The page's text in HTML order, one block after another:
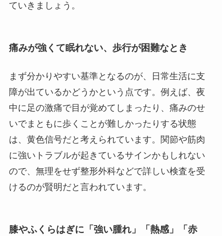
ていきましょう。
痛みが強くて眠れない、歩行が困難なとき
まず分かりやすい基準となるのが、日常生活に支
障が出ているかどうかという点です。例えば、夜
中に足の激痛で目が覚めてしまったり、痛みのせ
いでまともに歩くことが難しかったりする状態
は、黄色信号だと考えられています。関節や筋肉
に強いトラブルが起きているサインかもしれない
ので、無理をせず整形外科などで詳しい検査を受
けるのが賢明だと言われています。
膝やふくらはぎに「強い腫れ」「熱感」「赤